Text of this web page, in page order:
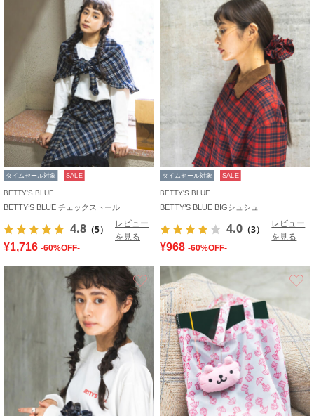
タイムセール対象 SALE
BETTY'S BLUE
BETTY’S BLUE チェックストール
4.8 （5）
レビュー
を見る
¥1,716 -60%OFF-
タイムセール対象 SALE
BETTY'S BLUE
BETTY’S BLUE BIGシュシュ
4.0 （3）
レビュー
を見る
¥968 -60%OFF-
お気に入り